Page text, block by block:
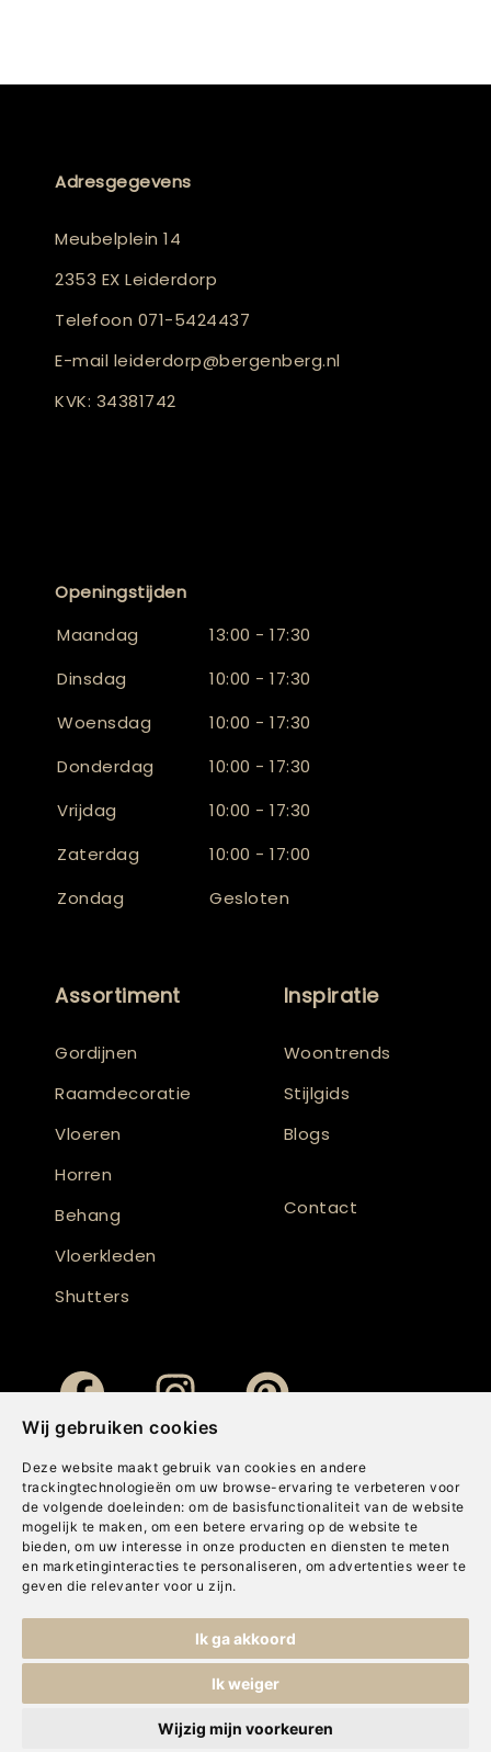
Wij gebruiken cookies
Deze website maakt gebruik van cookies en andere
trackingtechnologieën om uw browse-ervaring te verbeteren voor
de volgende doeleinden: om de basisfunctionaliteit van de website
mogelijk te maken , om een betere ervaring op de website te
bieden, om uw interesse in onze producten en diensten te meten
en marketinginteracties te personaliseren , om advertenties weer te
geven die relevanter voor u zijn.
Ik ga akkoord
Ik weiger
Wijzig mijn voorkeuren
Adresgegevens
Meubelplein 14
2353 EX Leiderdorp
Telefoon 071-5424437
E-mail leiderdorp@bergenberg.nl
KVK: 34381742
Openingstijden
Maandag
13:00 - 17:30
Dinsdag
10:00 - 17:30
Woensdag
10:00 - 17:30
Donderdag
10:00 - 17:30
Vrijdag
10:00 - 17:30
Zaterdag
10:00 - 17:00
Zondag
Gesloten
Assortiment
Gordijnen
Raamdecoratie
Vloeren
Horren
Behang
Vloerkleden
Shutters
Inspiratie
Woontrends
Stijlgids
Blogs
Contact
Cookies